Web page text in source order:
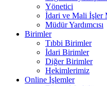
Yönetici
İdari ve Mali İşler
Müdür Yardımcısı
Birimler
Tıbbi Birimler
İdari Birimler
Diğer Birimler
Hekimlerimiz
Online İşlemler